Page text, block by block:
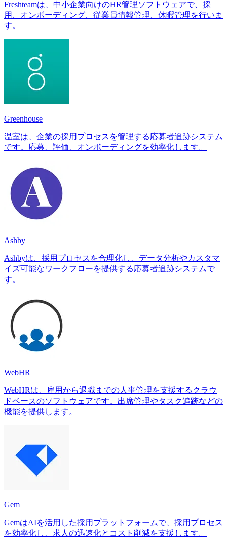
Freshteamは、中小企業向けのHR管理ソフトウェアで、採
用、オンボーディング、従業員情報管理、休暇管理を行いま
す。
Greenhouse
温室は、企業の採用プロセスを管理する応募者追跡システム
です。応募、評価、オンボーディングを効率化します。
Ashby
Ashbyは、採用プロセスを合理化し、データ分析やカスタマ
イズ可能なワークフローを提供する応募者追跡システムで
す。
WebHR
WebHRは、雇用から退職までの人事管理を支援するクラウ
ドベースのソフトウェアです。出席管理やタスク追跡などの
機能を提供します。
Gem
GemはAIを活用した採用プラットフォームで、採用プロセス
を効率化し、求人の迅速化とコスト削減を支援します。